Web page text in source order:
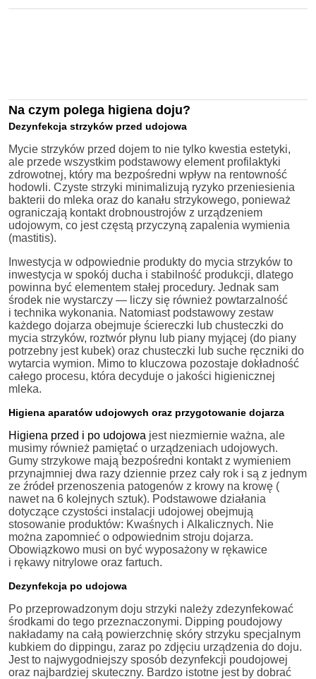
Na czym polega higiena doju?
Dezynfekcja strzyków przed udojowa
Mycie strzyków przed dojem to nie tylko kwestia estetyki,
ale przede wszystkim podstawowy element profilaktyki
zdrowotnej, który ma bezpośredni wpływ na rentowność
hodowli. Czyste strzyki minimalizują ryzyko przeniesienia
bakterii do mleka oraz do kanału strzykowego, ponieważ
ograniczają kontakt drobnoustrojów z urządzeniem
udojowym, co jest częstą przyczyną zapalenia wymienia
(mastitis).
Inwestycja w odpowiednie produkty do mycia strzyków to
inwestycja w spokój ducha i stabilność produkcji, dlatego
powinna być elementem stałej procedury. Jednak sam
środek nie wystarczy — liczy się również powtarzalność
i technika wykonania. Natomiast podstawowy zestaw
każdego dojarza obejmuje ściereczki lub chusteczki do
mycia strzyków, roztwór płynu lub piany myjącej (do piany
potrzebny jest kubek) oraz chusteczki lub suche ręczniki do
wytarcia wymion. Mimo to kluczowa pozostaje dokładność
całego procesu, która decyduje o jakości higienicznej
mleka.
Higiena aparatów udojowych oraz przygotowanie dojarza
Higiena przed i po udojowa jest niezmiernie ważna, ale
musimy również pamiętać o urządzeniach udojowych.
Gumy strzykowe mają bezpośredni kontakt z wymieniem
przynajmniej dwa razy dziennie przez cały rok i są z jednym
ze źródeł przenoszenia patogenów z krowy na krowę (
nawet na 6 kolejnych sztuk). Podstawowe działania
dotyczące czystości instalacji udojowej obejmują
stosowanie produktów: Kwaśnych i Alkalicznych. Nie
można zapomnieć o odpowiednim stroju dojarza.
Obowiązkowo musi on być wyposażony w rękawice
i rękawy nitrylowe oraz fartuch.
Dezynfekcja po udojowa
Po przeprowadzonym doju strzyki należy zdezynfekować
środkami do tego przeznaczonymi. Dipping poudojowy
nakładamy na całą powierzchnię skóry strzyku specjalnym
kubkiem do dippingu, zaraz po zdjęciu urządzenia do doju.
Jest to najwygodniejszy sposób dezynfekcji poudojowej
oraz najbardziej skuteczny. Bardzo istotne jest by dobrać